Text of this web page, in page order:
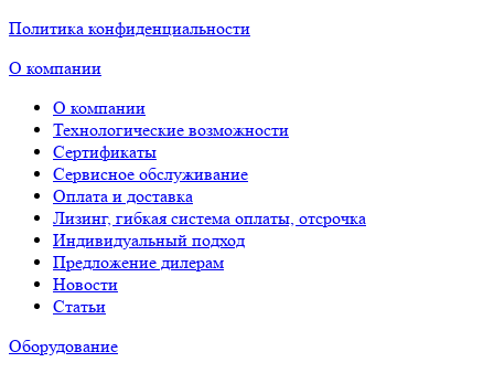
Политика конфиденциальности
О компании
О компании
Технологические возможности
Сертификаты
Сервисное обслуживание
Оплата и доставка
Лизинг, гибкая система оплаты, отсрочка
Индивидуальный подход
Предложение дилерам
Новости
Статьи
Оборудование